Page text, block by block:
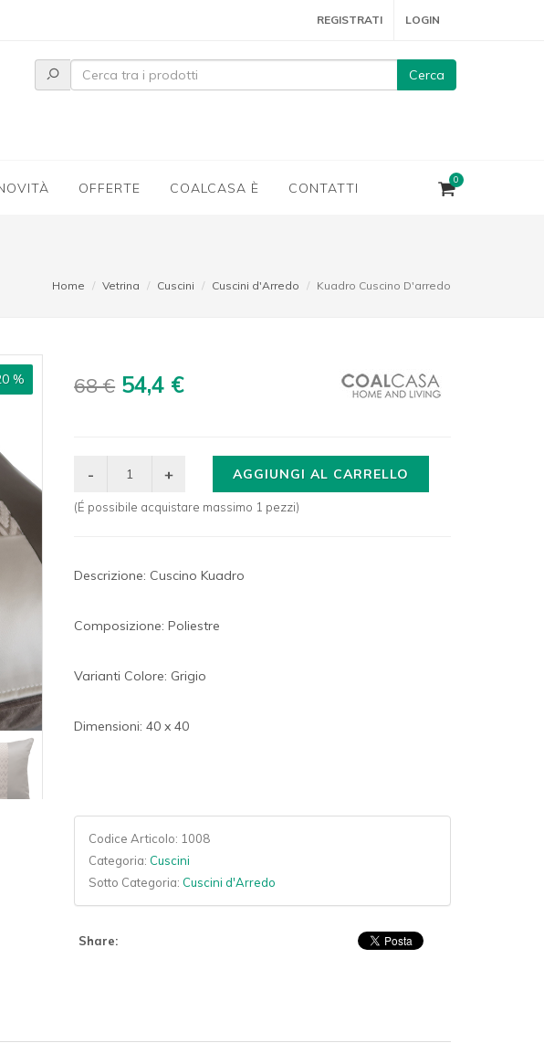
REGISTRATI LOGIN
Cerca
OFFERTE COALCASA È CONTATTI
0
Home Vetrina Cuscini Cuscini d'Arredo Kuadro Cuscino D'arredo
% 68 € 54,4 €
AGGIUNGI AL CARRELLO
(É possibile acquistare massimo 1 pezzi)
Descrizione: Cuscino Kuadro
Composizione: Poliestre
Varianti Colore: Grigio
Dimensioni: 40 x 40
Codice Articolo: 1008
Categoria: Cuscini
Sotto Categoria: Cuscini d'Arredo
Share: